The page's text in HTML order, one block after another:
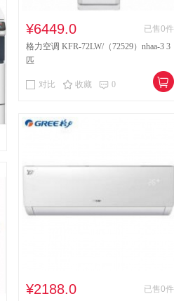
¥6449.0
已售0件
格力空调 KFR-72LW/（72529）nhaa-3 3
匹
对比 收藏 0
¥2188.0
已售0件